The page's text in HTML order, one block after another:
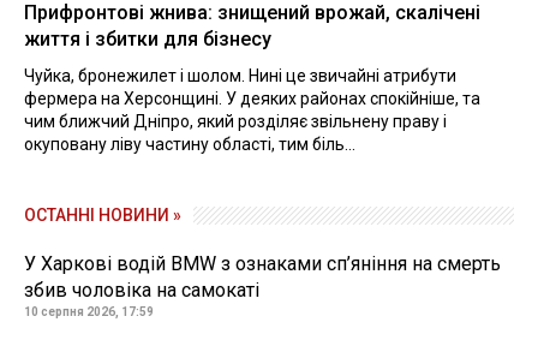
Прифронтові жнива: знищений врожай, скалічені
життя і збитки для бізнесу
Чуйка, бронежилет і шолом. Нині це звичайні атрибути
фермера на Херсонщині. У деяких районах спокійніше, та
чим ближчий Дніпро, який розділяє звільнену праву і
окуповану ліву частину області, тим біль...
ОСТАННІ НОВИНИ »
У Харкові водій BMW з ознаками сп’яніння на смерть
збив чоловіка на самокаті
10 серпня 2026, 17:59